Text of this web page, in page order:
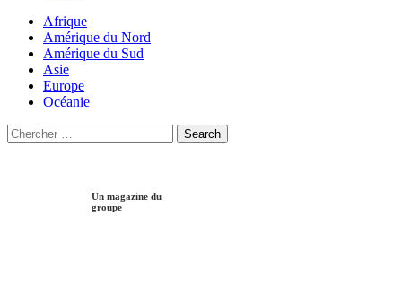
Afrique
Amérique du Nord
Amérique du Sud
Asie
Europe
Océanie
Search
for:
Search
Un magazine du
groupe